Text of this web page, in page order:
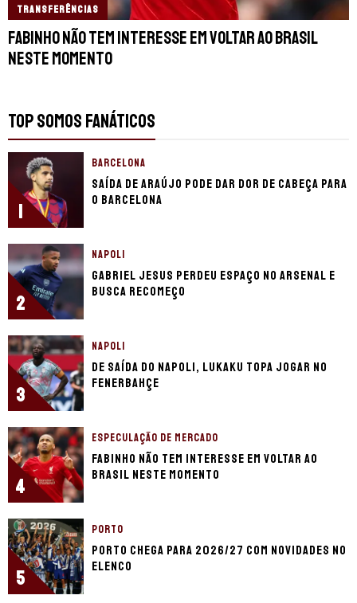
TRANSFERÊNCIAS
Fabinho não tem interesse em voltar ao Brasil
neste momento
TOP SOMOS FANÁTICOS
1
BARCELONA
Saída de Araújo pode dar dor de cabeça para
o Barcelona
2
NAPOLI
Gabriel Jesus perdeu espaço no Arsenal e
busca recomeço
3
NAPOLI
De saída do Napoli, Lukaku topa jogar no
Fenerbahçe
4
ESPECULAÇÃO DE MERCADO
Fabinho não tem interesse em voltar ao
Brasil neste momento
5
PORTO
Porto chega para 2026/27 com novidades no
elenco